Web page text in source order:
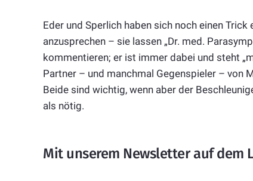
Eder und Sperlich haben sich noch einen
anzusprechen – sie lassen „Dr. med.
kommentieren; er ist immer dabei und steht
Partner – und manchmal Gegenspieler – von
Beide sind wichtig, wenn aber der
als nötig.
Mit unserem Newsletter auf dem